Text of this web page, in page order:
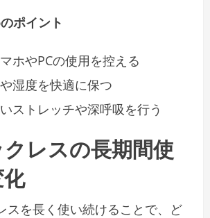
ポイント
ホやPCの使用を控える
湿度を快適に保つ
ストレッチや深呼吸を行う
レスの長期間使
スを長く使い続けることで、ど